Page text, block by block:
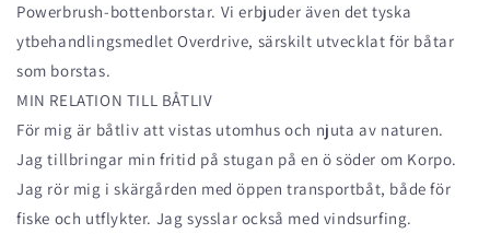
Powerbrush-bottenborstar. Vi erbjuder även det tyska
ytbehandlingsmedlet Overdrive, särskilt utvecklat för båtar
som borstas.
MIN RELATION TILL BÅTLIV
För mig är båtliv att vistas utomhus och njuta av naturen.
Jag tillbringar min fritid på stugan på en ö söder om Korpo.
Jag rör mig i skärgården med öppen transportbåt, både för
fiske och utflykter. Jag sysslar också med vindsurfing.